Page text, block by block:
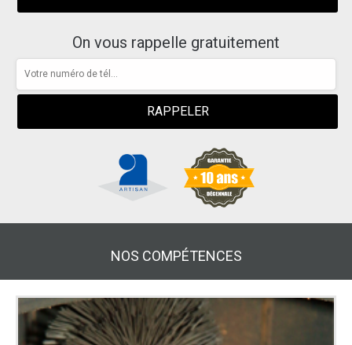
On vous rappelle gratuitement
NOS COMPÉTENCES